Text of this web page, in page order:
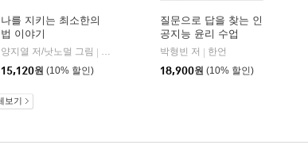
나를 지키는 최소한의
법 이야기
양지열 저/낫노멀 그림
자음과모음
15,120원 (10% 할인)
질문으로 답을 찾는 인
공지능 윤리 수업
박형빈 저
한언
18,900원 (10% 할인)
보기